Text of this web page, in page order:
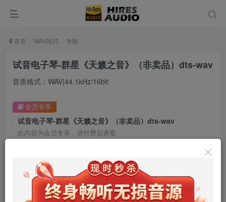
首页 WAV格式 专辑
试音电子琴-群星《天籁之音》（非卖品）dts-wav
音质格式：WAV|44.1kHz/16bit
试音电子琴-群星《天籁之音》（非卖品）dts-wav
此内容为会员专享，请付费后查看
9.9 99
年卡会员 免费 永久会员
立即购买
会员专享